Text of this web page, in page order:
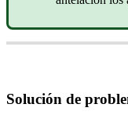
Solución de